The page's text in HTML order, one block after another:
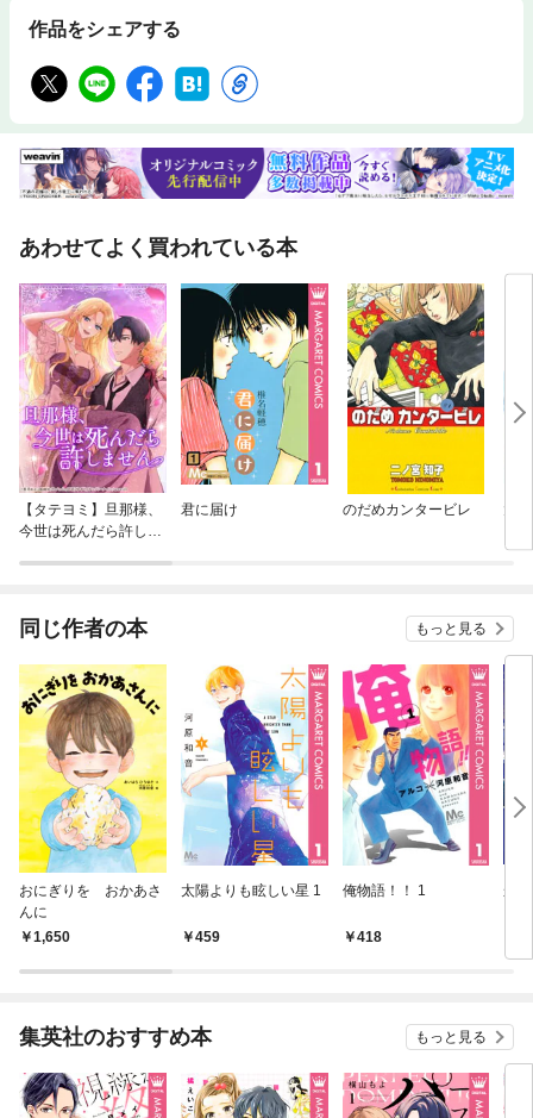
作品をシェアする
あわせてよく買われている本
【タテヨミ】旦那様、
今世は死んだら許しま
君に届け のだめカンタービレ 太
同じ作者の本 もっと見る
おにぎりを おかあさ
んに
1,650
太陽よりも眩しい星 1
459
俺物語！！ 1
418
か
集英社のおすすめ本 もっと見る